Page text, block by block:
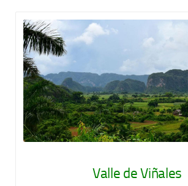
Valle de Viñales